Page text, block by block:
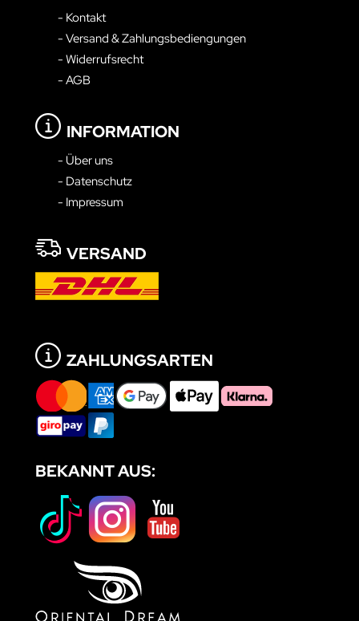
- Kontakt
- Versand & Zahlungsbediengungen
- Widerrufsrecht
- AGB
INFORMATION
- Über uns
- Datenschutz
- Impressum
VERSAND
ZAHLUNGSARTEN
BEKANNT AUS: